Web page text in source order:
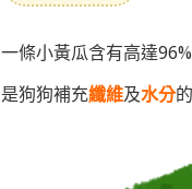
一條小黃瓜含有高達
是狗狗補充纖維及水分